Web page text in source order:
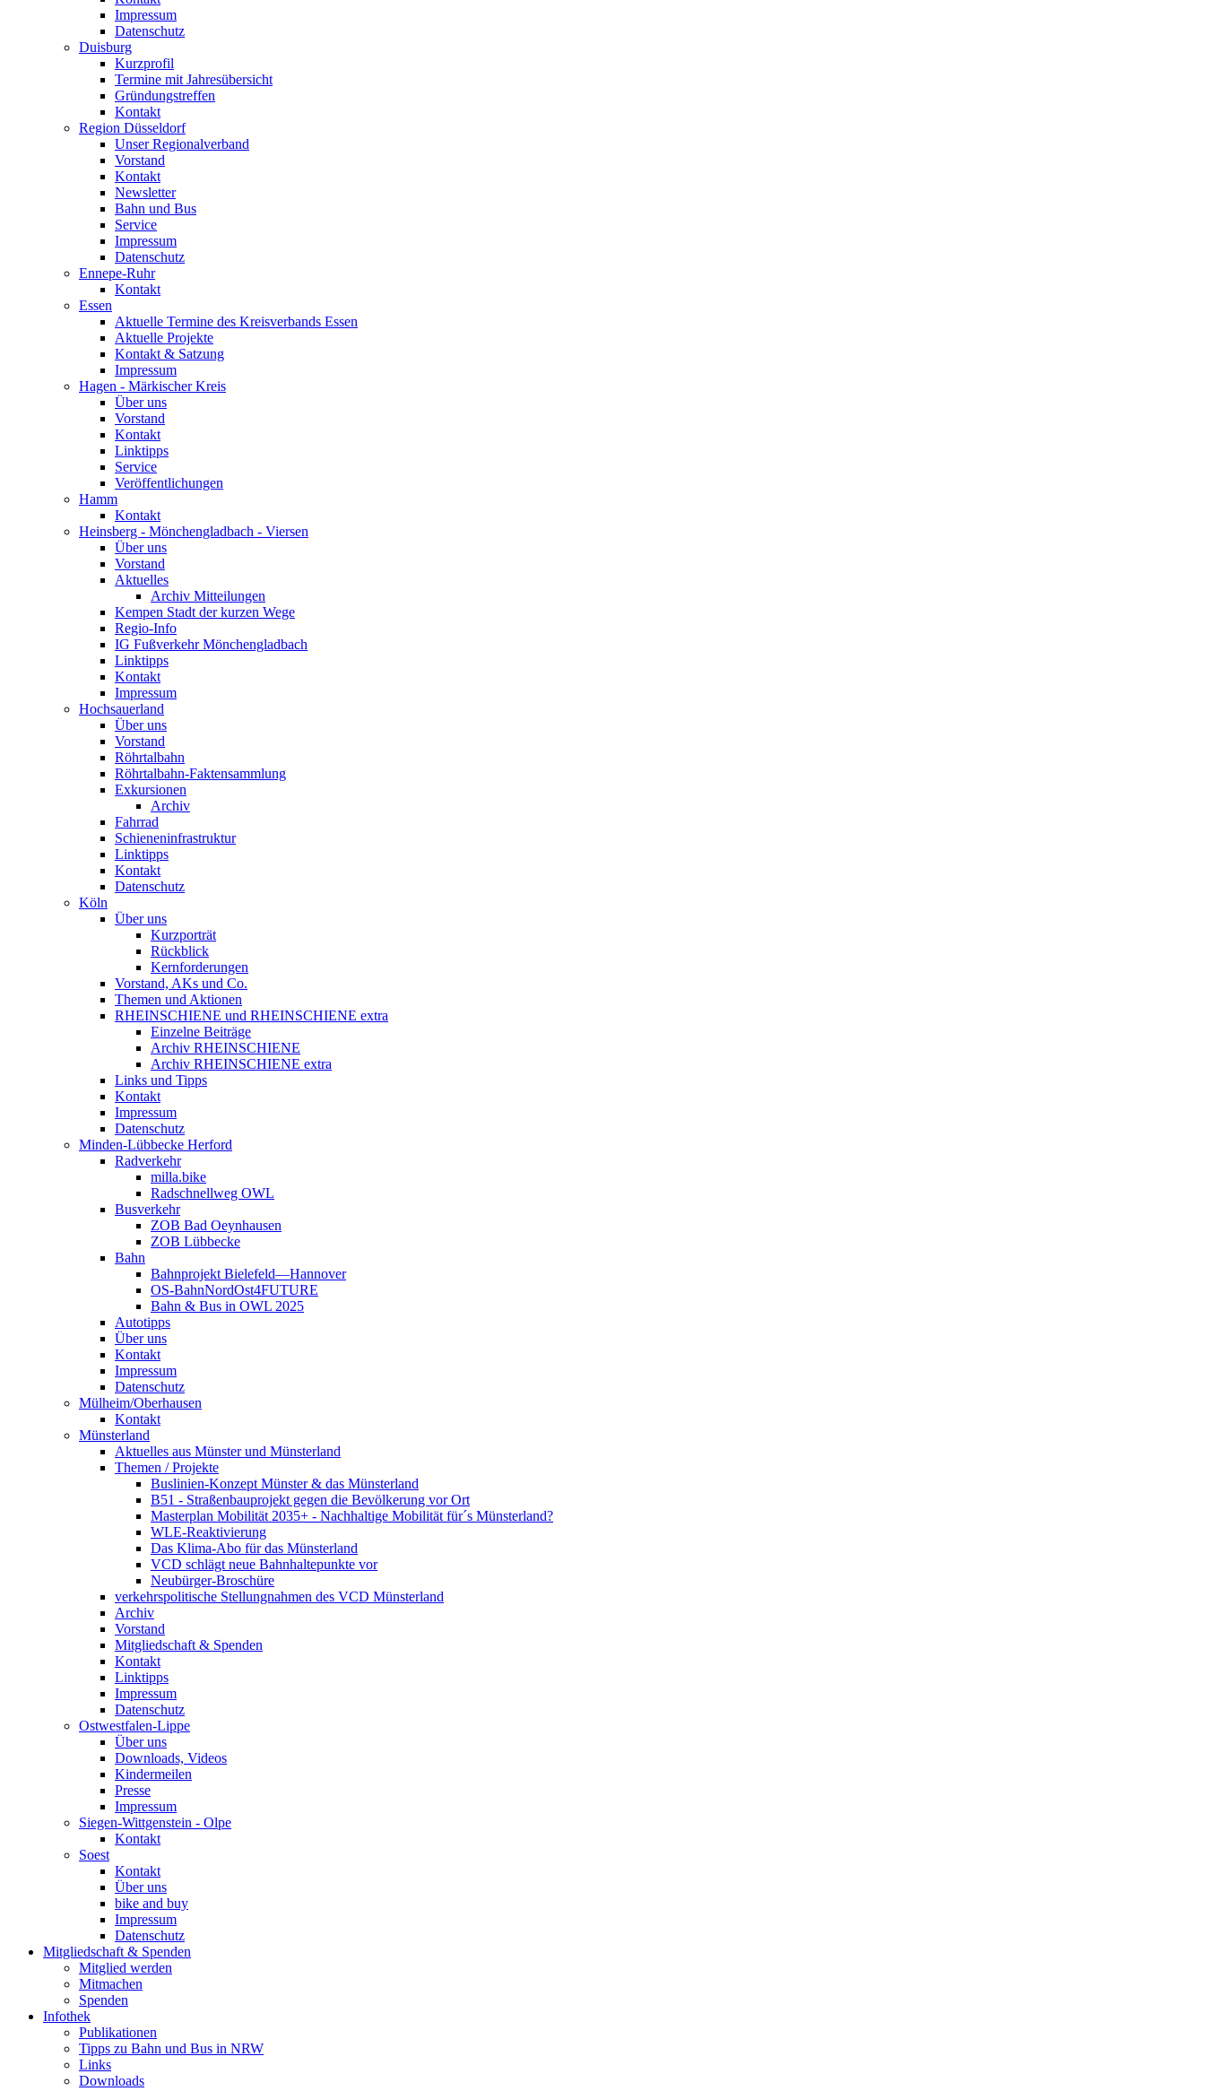
Impressum
Datenschutz
Duisburg
Kurzprofil
Termine mit Jahresübersicht
Gründungstreffen
Kontakt
Region Düsseldorf
Unser Regionalverband
Vorstand
Kontakt
Newsletter
Bahn und Bus
Service
Impressum
Datenschutz
Ennepe-Ruhr
Kontakt
Essen
Aktuelle Termine des Kreisverbands Essen
Aktuelle Projekte
Kontakt & Satzung
Impressum
Hagen - Märkischer Kreis
Über uns
Vorstand
Kontakt
Linktipps
Service
Veröffentlichungen
Hamm
Kontakt
Heinsberg - Mönchengladbach - Viersen
Über uns
Vorstand
Aktuelles
Archiv Mitteilungen
Kempen Stadt der kurzen Wege
Regio-Info
IG Fußverkehr Mönchengladbach
Linktipps
Kontakt
Impressum
Hochsauerland
Über uns
Vorstand
Röhrtalbahn
Röhrtalbahn-Faktensammlung
Exkursionen
Archiv
Fahrrad
Schieneninfrastruktur
Linktipps
Kontakt
Datenschutz
Köln
Über uns
Kurzporträt
Rückblick
Kernforderungen
Vorstand, AKs und Co.
Themen und Aktionen
RHEINSCHIENE und RHEINSCHIENE extra
Einzelne Beiträge
Archiv RHEINSCHIENE
Archiv RHEINSCHIENE extra
Links und Tipps
Kontakt
Impressum
Datenschutz
Minden-Lübbecke Herford
Radverkehr
milla.bike
Radschnellweg OWL
Busverkehr
ZOB Bad Oeynhausen
ZOB Lübbecke
Bahn
Bahnprojekt Bielefeld—Hannover
OS-BahnNordOst4FUTURE
Bahn & Bus in OWL 2025
Autotipps
Über uns
Kontakt
Impressum
Datenschutz
Mülheim/Oberhausen
Kontakt
Münsterland
Aktuelles aus Münster und Münsterland
Themen / Projekte
Buslinien-Konzept Münster & das Münsterland
B51 - Straßenbauprojekt gegen die Bevölkerung vor Ort
Masterplan Mobilität 2035+ - Nachhaltige Mobilität für´s Münsterland?
WLE-Reaktivierung
Das Klima-Abo für das Münsterland
VCD schlägt neue Bahnhaltepunkte vor
Neubürger-Broschüre
verkehrspolitische Stellungnahmen des VCD Münsterland
Archiv
Vorstand
Mitgliedschaft & Spenden
Kontakt
Linktipps
Impressum
Datenschutz
Ostwestfalen-Lippe
Über uns
Downloads, Videos
Kindermeilen
Presse
Impressum
Siegen-Wittgenstein - Olpe
Kontakt
Soest
Kontakt
Über uns
bike and buy
Impressum
Datenschutz
Mitgliedschaft & Spenden
Mitglied werden
Mitmachen
Spenden
Infothek
Publikationen
Tipps zu Bahn und Bus in NRW
Links
Downloads